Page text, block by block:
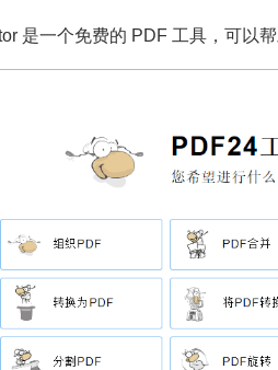
是一个免费的 PDF 工具，可以